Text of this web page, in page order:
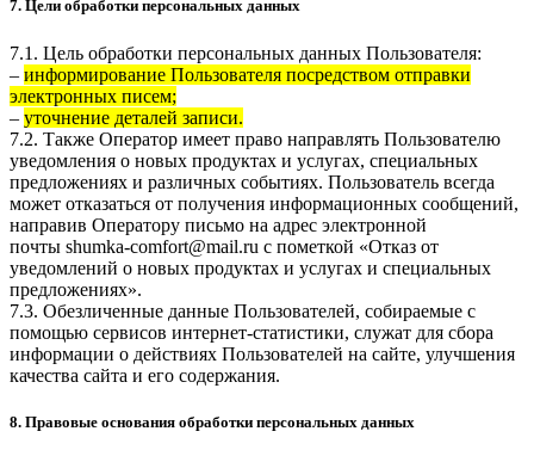
7. Цели обработки персональных данных
7.1. Цель обработки персональных данных Пользователя:
– информирование Пользователя посредством отправки
электронных писем;
– уточнение деталей записи.
7.2. Также Оператор имеет право направлять Пользователю
уведомления о новых продуктах и услугах, специальных
предложениях и различных событиях. Пользователь всегда
может отказаться от получения информационных сообщений,
направив Оператору письмо на адрес электронной
почты shumka-comfort@mail.ru с пометкой «Отказ от
уведомлений о новых продуктах и услугах и специальных
предложениях».
7.3. Обезличенные данные Пользователей, собираемые с
помощью сервисов интернет-статистики, служат для сбора
информации о действиях Пользователей на сайте, улучшения
качества сайта и его содержания.
8. Правовые основания обработки персональных данных